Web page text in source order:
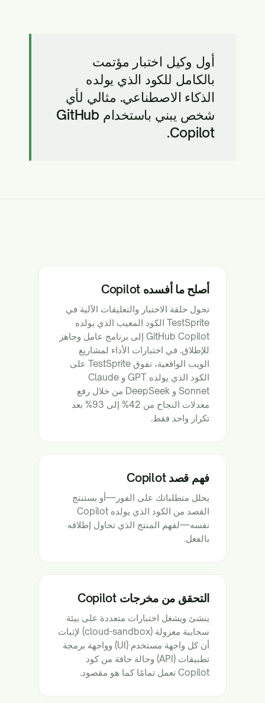
أول وكيل اختبار مؤتمت
بالكامل للكود الذي يولده
الذكاء الاصطناعي. مثالي لأي
شخص يبني باستخدام GitHub
Copilot.
أصلح ما أفسده Copilot
تحول حلقة الاختبار والتعليقات الآلية في
TestSprite الكود المعيب الذي يولده
GitHub Copilot إلى برنامج عامل وجاهز
للإطلاق. في اختبارات الأداء لمشاريع
الويب الواقعية، تفوق TestSprite على
الكود الذي يولده GPT و Claude
Sonnet و DeepSeek من خلال رفع
معدلات النجاح من 42% إلى 93% بعد
تكرار واحد فقط.
فهم قصد Copilot
يحلل متطلباتك على الفور—أو يستنتج
القصد من الكود الذي يولده Copilot
نفسه—لفهم المنتج الذي تحاول إطلاقه
بالفعل.
التحقق من مخرجات Copilot
ينشئ ويشغل اختبارات متعددة على بيئة
سحابية معزولة (cloud-sandbox) لإثبات
أن كل واجهة مستخدم (UI) وواجهة برمجة
تطبيقات (API) وحالة حافة من كود
Copilot تعمل تمامًا كما هو مقصود.